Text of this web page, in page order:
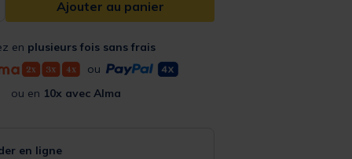
Ajouter au panier
en plusieurs fois sans frais
ou
ou en 10x avec Alma
en ligne